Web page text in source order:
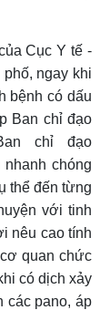
Cục Y tế -
ngay khi
bệnh có dấu
Ban chỉ đạo
chỉ đạo
chóng
thể đến từng
với tinh
nêu cao tính
quan chức
có dịch xảy
các pano, áp